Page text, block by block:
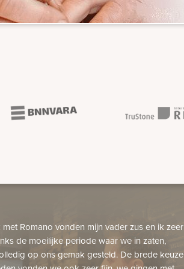
Romano vonden mijn vader zus en ik zeer
de moeilijke periode waar we in zaten,
op ons gemak gesteld. De brede keuze